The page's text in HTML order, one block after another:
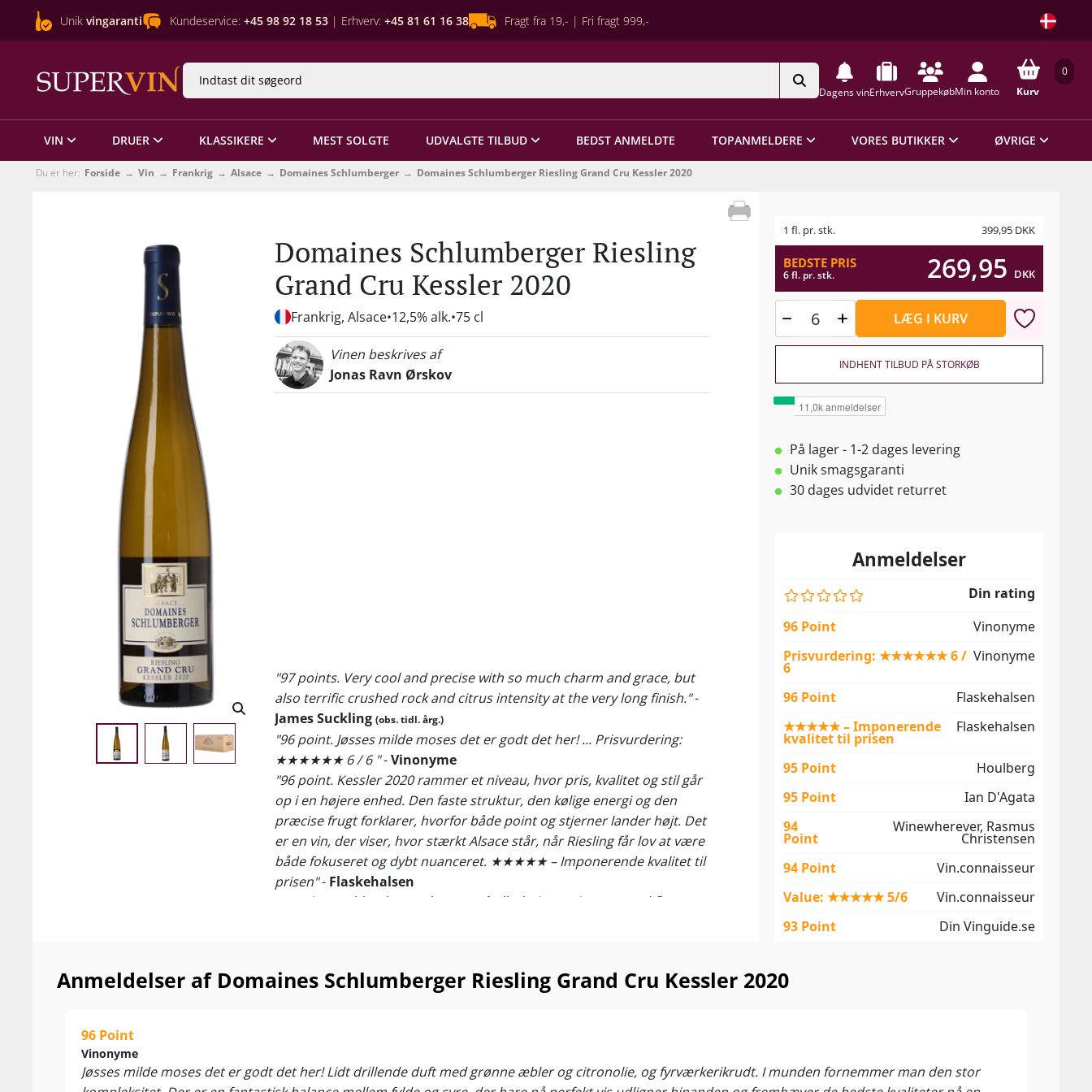
Unik vingaranti Kundeservice: +45 98 92 18 53 | Erhverv: +45 81 61 16 38 Fragt fra 19,- | Fri fragt 999,-
Dagens vinErhvervGruppekøbMin konto
0
Kurv
VIN DRUER KLASSIKERE MEST SOLGTE UDVALGTE TILBUD BEDST ANMELDTE TOPANMELDERE VORES BUTIKKER ØVRIGE
Du er her: Forside Vin Frankrig Alsace Domaines Schlumberger Domaines Schlumberger Riesling Grand Cru Kessler 2020
Domaines Schlumberger Riesling
Grand Cru Kessler 2020
Frankrig, Alsace 12,5% alk. 75 cl
Vinen beskrives af
Jonas Ravn Ørskov
"97 points. Very cool and precise with so much charm and grace, but
also terrific crushed rock and citrus intensity at the very long finish."-
James Suckling (obs. tidl. årg.)
"96 point. Jøsses milde moses det er godt det her! ... Prisvurdering:
★★★★★★ 6 / 6 "-Vinonyme
"96 point. Kessler 2020 rammer et niveau, hvor pris, kvalitet og stil går
op i en højere enhed. Den faste struktur, den kølige energi og den
præcise frugt forklarer, hvorfor både point og stjerner lander højt. Det
er en vin, der viser, hvor stærkt Alsace står, når Riesling får lov at være
både fokuseret og dybt nuanceret. ★★★★★ – Imponerende kvalitet til
prisen"- Flaskehalsen
Domaines Schlumberger leverer på allerhøjeste niveau – med flere 96+
og Domaines Schlumberger Riesling Grand Cru Kessler 2020 er ingen
undtagelse – og vi skal faktisk ikke længere tilbage end årgang 2019,
Tager vi et kig på Grand Cru-marken Kessler, finder vi en vinmark med
1 fl. pr. stk. 399,95 DKK
BEDSTE PRIS
6 fl. pr. stk. 269,95 DKK
LÆG I KURV
INDHENT TILBUD PÅ STORKØB
På lager - 1-2 dages levering
Unik smagsgaranti
30 dages udvidet returret
Anmeldelser
Din rating
96 Point
Vinonyme
Prisvurdering: ★★★★★★ 6 /
6
Vinonyme
96 Point
Flaskehalsen
★★★★★ – Imponerende
kvalitet til prisen
Flaskehalsen
95 Point
Houlberg
95 Point
Ian D'Agata
94
Point
Winewherever, Rasmus
Christensen
94 Point
Vin.connaisseur
Value: ★★★★★ 5/6
Vin.connaisseur
93 Point
Din Vinguide.se
Anmeldelser af Domaines Schlumberger Riesling Grand Cru Kessler 2020
96 Point
Vinonyme
Jøsses milde moses det er godt det her! Lidt drillende duft med grønne æbler og citronolie, og fyrværkerikrudt. I munden fornemmer man den stor